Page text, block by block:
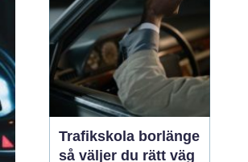
Trafikskola borlänge
så väljer du rätt väg